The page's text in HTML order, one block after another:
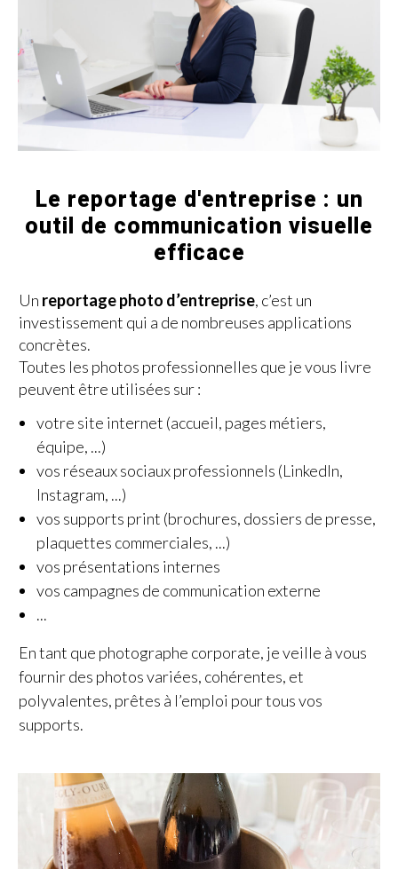
Le reportage d'entreprise : un
outil de communication visuelle
efficace
Un reportage photo d’entreprise, c’est un
investissement qui a de nombreuses applications
concrètes.
Toutes les photos professionnelles que je vous livre
peuvent être utilisées sur :
votre site internet (accueil, pages métiers,
équipe, ...)
vos réseaux sociaux professionnels (LinkedIn,
Instagram, ...)
vos supports print (brochures, dossiers de presse,
plaquettes commerciales, ...)
vos présentations internes
vos campagnes de communication externe
...
En tant que photographe corporate, je veille à vous
fournir des photos variées, cohérentes, et
polyvalentes, prêtes à l’emploi pour tous vos
supports.